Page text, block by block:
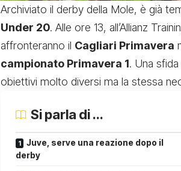
Archiviato il derby della Mole, è già
Under 20. Alle ore 13, all’Allianz
affronteranno il Cagliari Primavera
campionato Primavera 1. Una
obiettivi molto diversi ma la stessa
Si parla di ...
Juve, serve una reazione dopo il
derby